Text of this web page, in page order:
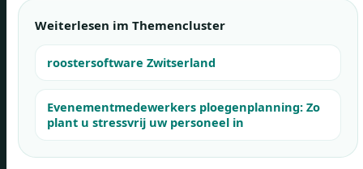
Weiterlesen im Themencluster
roostersoftware Zwitserland
Evenementmedewerkers ploegenplanning: Zo
plant u stressvrij uw personeel in